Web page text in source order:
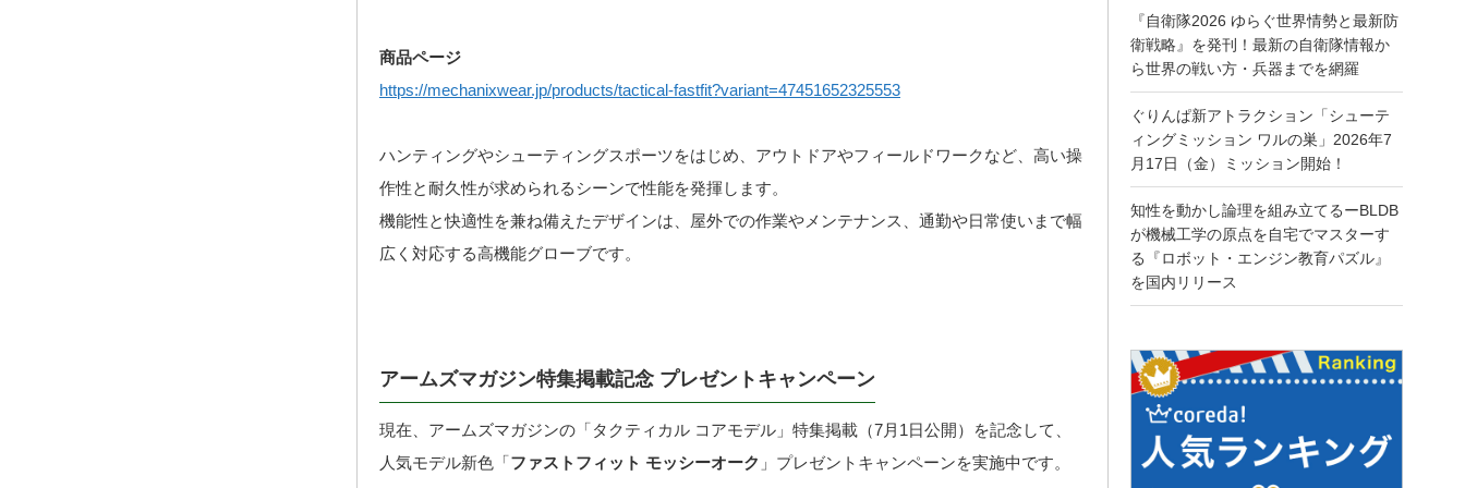
商品ページ
https://mechanixwear.jp/products/tactical-fastfit?variant=47451652325553
ハンティングやシューティングスポーツをはじめ、アウトドアやフィールドワークなど、高い操
作性と耐久性が求められるシーンで性能を発揮します。
機能性と快適性を兼ね備えたデザインは、屋外での作業やメンテナンス、通勤や日常使いまで幅
広く対応する高機能グローブです。
アームズマガジン特集掲載記念 プレゼントキャンペーン
現在、アームズマガジンの「タクティカル コアモデル」特集掲載（7月1日公開）を記念して、
人気モデル新色「ファストフィット モッシーオーク 」プレゼントキャンペーンを実施中です。
『自衛隊2026 ゆらぐ世界情勢と最新防
衛戦略』を発刊！最新の自衛隊情報か
ら世界の戦い方・兵器までを網羅
ぐりんぱ新アトラクション「シューテ
ィングミッション ワルの巣」2026年7
月17日（金）ミッション開始！
知性を動かし論理を組み立てるーBLDB
が機械工学の原点を自宅でマスターす
る『ロボット・エンジン教育パズル』
を国内リリース